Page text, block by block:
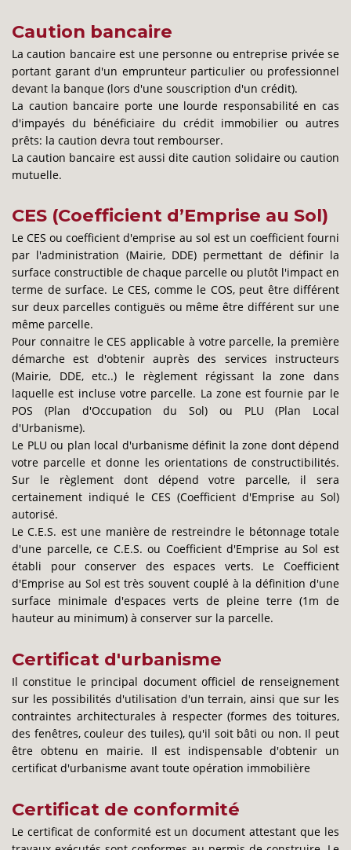
Caution bancaire
La caution bancaire est une personne ou entreprise privée se
portant garant d'un emprunteur particulier ou professionnel
devant la banque (lors d'une souscription d'un crédit).
La caution bancaire porte une lourde responsabilité en cas
d'impayés du bénéficiaire du crédit immobilier ou autres
prêts: la caution devra tout rembourser.
La caution bancaire est aussi dite caution solidaire ou caution
mutuelle.
CES (Coefficient d’Emprise au Sol)
Le CES ou coefficient d'emprise au sol est un coefficient fourni
par l'administration (Mairie, DDE) permettant de définir la
surface constructible de chaque parcelle ou plutôt l'impact en
terme de surface. Le CES, comme le COS, peut être différent
sur deux parcelles contiguës ou même être différent sur une
même parcelle.
Pour connaitre le CES applicable à votre parcelle, la première
démarche est d'obtenir auprès des services instructeurs
(Mairie, DDE, etc..) le règlement régissant la zone dans
laquelle est incluse votre parcelle. La zone est fournie par le
POS (Plan d'Occupation du Sol) ou PLU (Plan Local
d'Urbanisme).
Le PLU ou plan local d'urbanisme définit la zone dont dépend
votre parcelle et donne les orientations de constructibilités.
Sur le règlement dont dépend votre parcelle, il sera
certainement indiqué le CES (Coefficient d'Emprise au Sol)
autorisé.
Le C.E.S. est une manière de restreindre le bétonnage totale
d'une parcelle, ce C.E.S. ou Coefficient d'Emprise au Sol est
établi pour conserver des espaces verts. Le Coefficient
d'Emprise au Sol est très souvent couplé à la définition d'une
surface minimale d'espaces verts de pleine terre (1m de
hauteur au minimum) à conserver sur la parcelle.
Certificat d'urbanisme
Il constitue le principal document officiel de renseignement
sur les possibilités d'utilisation d'un terrain, ainsi que sur les
contraintes architecturales à respecter (formes des toitures,
des fenêtres, couleur des tuiles), qu'il soit bâti ou non. Il peut
être obtenu en mairie. Il est indispensable d'obtenir un
certificat d'urbanisme avant toute opération immobilière
Certificat de conformité
Le certificat de conformité est un document attestant que les